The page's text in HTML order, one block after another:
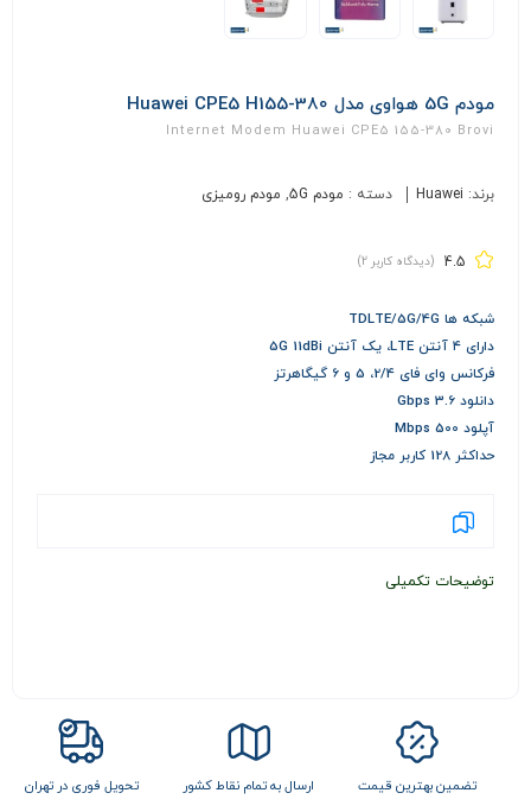
مودم 5G هواوی مدل Huawei CPE5 H155-380
Internet Modem Huawei CPE5 155-380 Brovi
برند: Huawei دسته : مودم 5G , مودم رومیزی
4.5 (دیدگاه کاربر 2
)
شبکه ها TDLTE/5G/4G
دارای ۴ آنتن LTE، یک آنتن 5G 11dBi
فرکانس وای فای 2/4، 5 و 6 گیگاهرتز
دانلود 3.6 Gbps
آپلود 500 Mbps
حداکثر 128 کاربر مجاز
توضیحات تکمیلی
تضمین بهترین قیمت ارسال به تمام نقاط کشور تحویل فوری در تهران